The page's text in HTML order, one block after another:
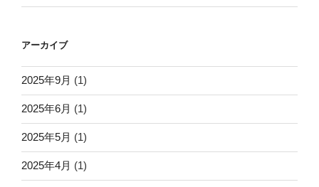
アーカイブ
2025年9月 (1)
2025年6月 (1)
2025年5月 (1)
2025年4月 (1)